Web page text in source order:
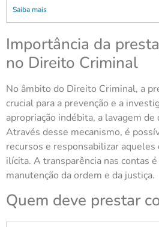
Saiba mais
Importância da
no Direito Criminal
No âmbito do Direito Criminal, a
crucial para a prevenção e a
apropriação indébita, a lavagem de
Através desse mecanismo, é
recursos e responsabilizar
ilícita. A transparência nas contas
manutenção da ordem e da justiça.
Quem deve prestar